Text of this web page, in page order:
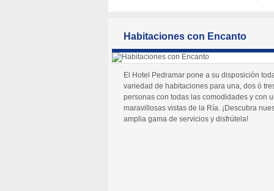
Habitaciones con Encanto
El Hotel Pedramar pone a su disposición
variedad de habitaciones para una, dos ó
personas con todas las comodidades y con
maravillosas vistas de la Ría. ¡Descubra
amplia gama de servicios y disfrútela!